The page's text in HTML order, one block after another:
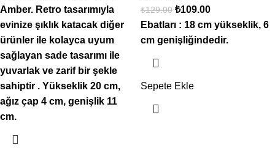
Amber. Retro tasarımıyla
evinize şıklık katacak diğer
ürünler ile kolayca uyum
sağlayan sade tasarımı ile
yuvarlak ve zarif bir şekle
sahiptir . Yükseklik 20 cm,
ağız çap 4 cm, genişlik 11
cm.
₺129.00 ₺109.00
Ebatları : 18 cm yükseklik, 6
cm genişliğindedir.
Sepete Ekle